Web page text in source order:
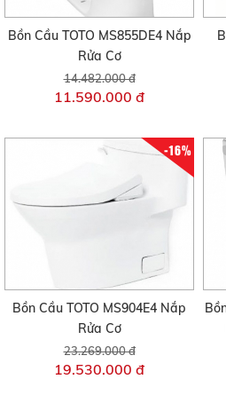
Bồn Cầu TOTO MS855DE4 Nắp
Rửa Cơ
14.482.000 đ
11.590.000 đ
-16%
Bồn Cầu TOTO MS904E4 Nắp
Rửa Cơ
23.269.000 đ
19.530.000 đ